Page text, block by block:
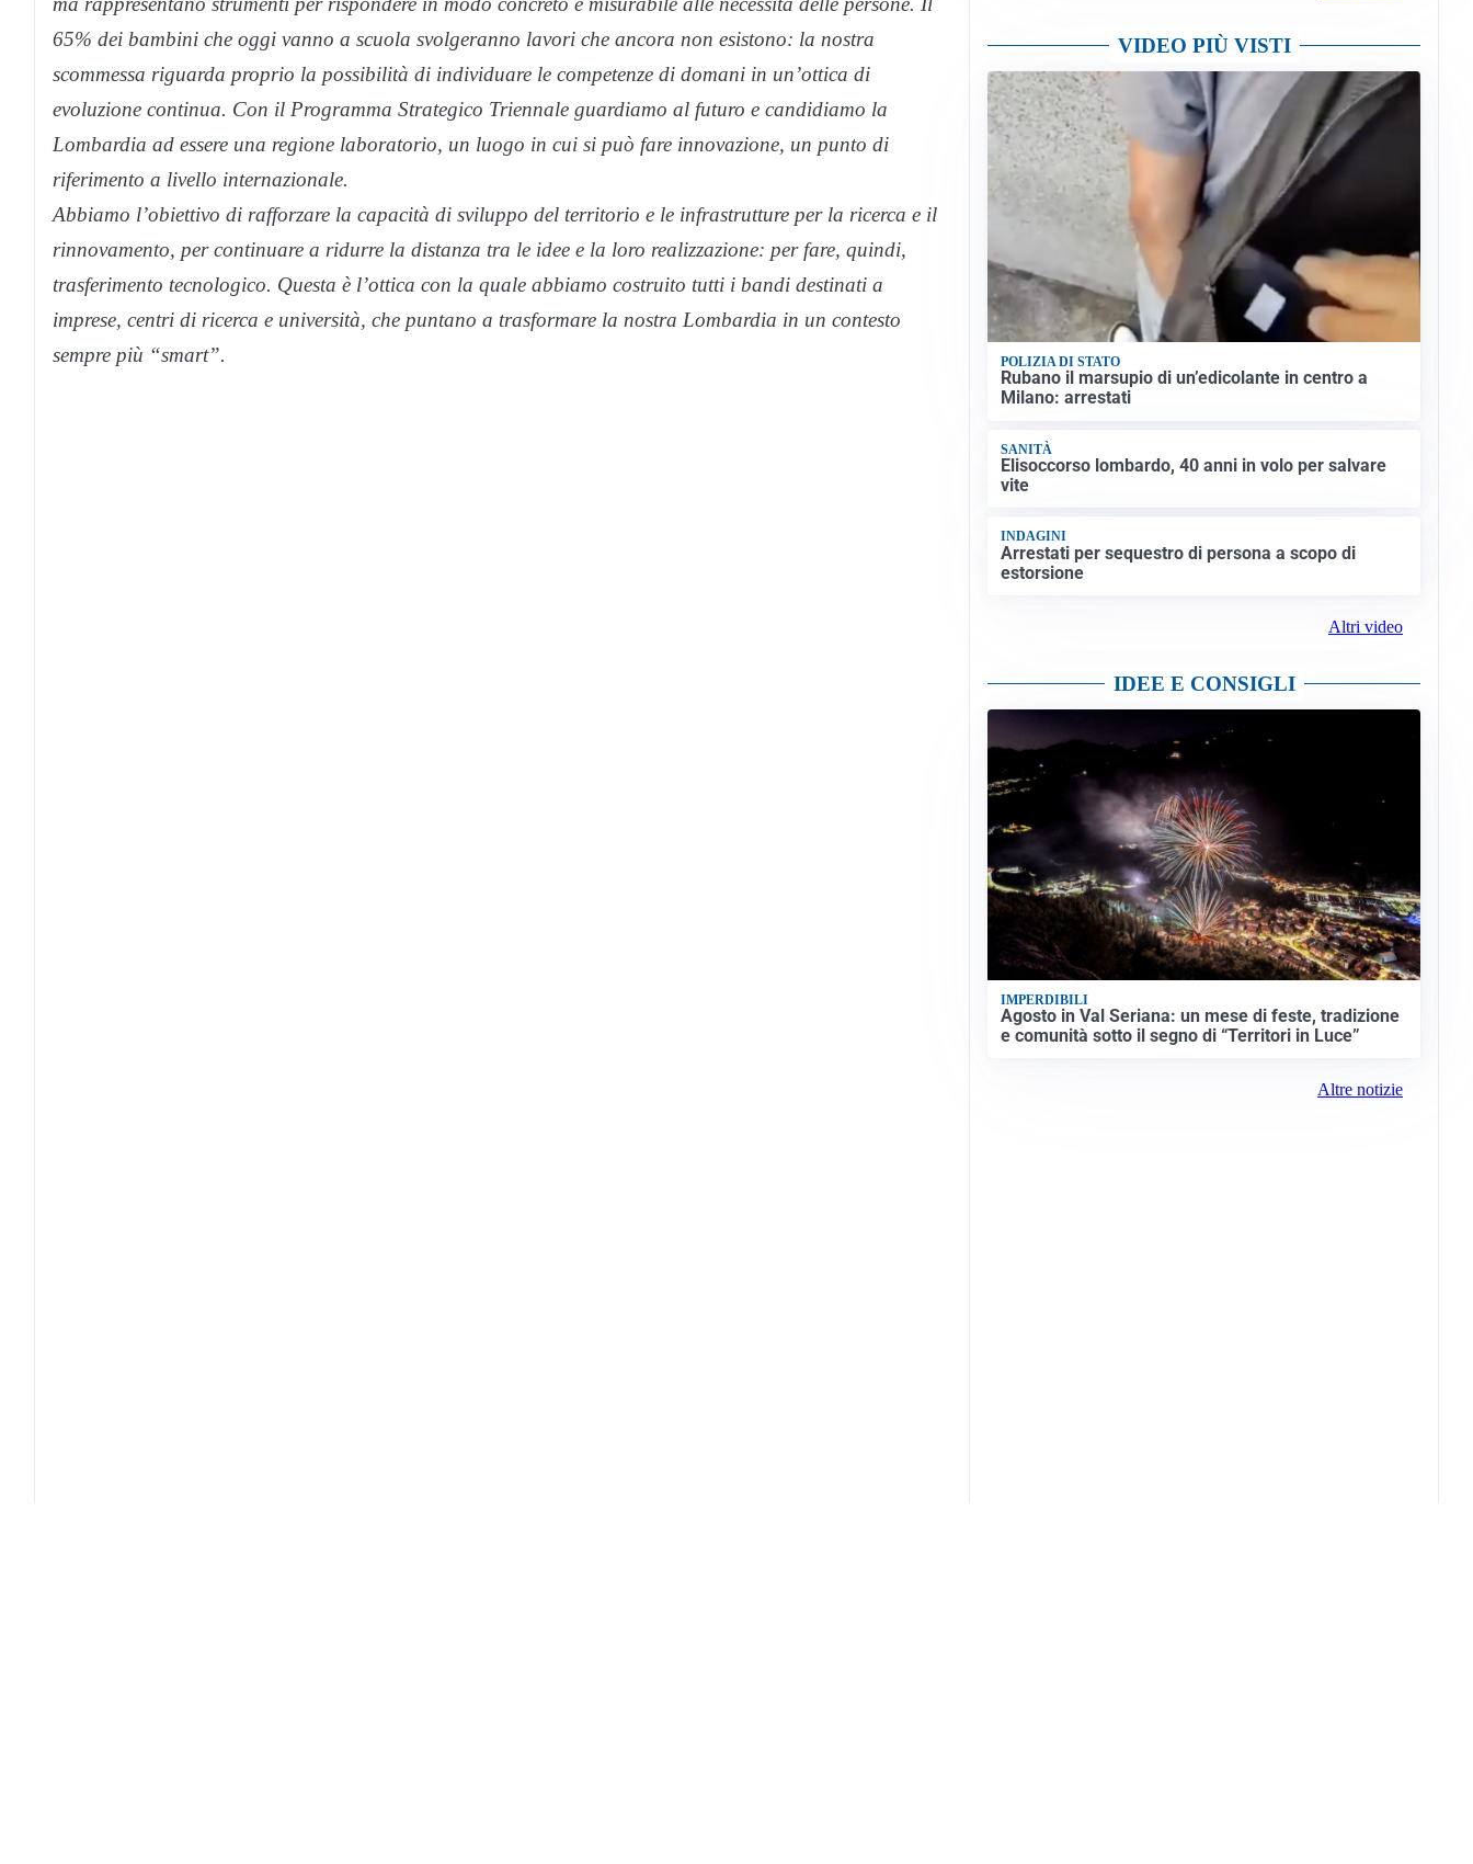
65% dei bambini che oggi vanno a scuola svolgeranno lavori che ancora non esistono: la nostra
scommessa riguarda proprio la possibilità di individuare le competenze di domani in un’ottica di
evoluzione continua. Con il Programma Strategico Triennale guardiamo al futuro e candidiamo la
Lombardia ad essere una regione laboratorio, un luogo in cui si può fare innovazione, un punto di
riferimento a livello internazionale.
Abbiamo l’obiettivo di rafforzare la capacità di sviluppo del territorio e le infrastrutture per la ricerca e il
rinnovamento, per continuare a ridurre la distanza tra le idee e la loro realizzazione: per fare, quindi,
trasferimento tecnologico. Questa è l’ottica con la quale abbiamo costruito tutti i bandi destinati a
imprese, centri di ricerca e università, che puntano a trasformare la nostra Lombardia in un contesto
sempre più “smart”.
VIDEO PIÙ VISTI
POLIZIA DI STATO
Rubano il marsupio di un’edicolante in centro a
Milano: arrestati
SANITÀ
Elisoccorso lombardo, 40 anni in volo per salvare
vite
INDAGINI
Arrestati per sequestro di persona a scopo di
estorsione
Altri video
IDEE E CONSIGLI
IMPERDIBILI
Agosto in Val Seriana: un mese di feste, tradizione
e comunità sotto il segno di “Territori in Luce”
Altre notizie